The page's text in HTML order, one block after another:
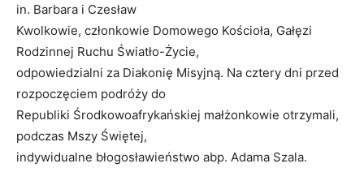
in. Barbara i Czesław
Kwolkowie, członkowie Domowego Kościoła, Gałęzi
Rodzinnej Ruchu Światło-Życie,
odpowiedzialni za Diakonię Misyjną. Na cztery dni przed
rozpoczęciem podróży do
Republiki Środkowoafrykańskiej małżonkowie otrzymali,
podczas Mszy Świętej,
indywidualne błogosławieństwo abp. Adama Szala.